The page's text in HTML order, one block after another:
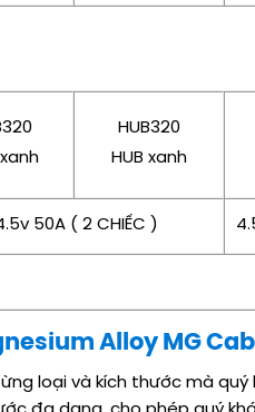
xanh
HUB320
HUB xanh
50A ( 2 CHIẾC )
Alloy MG
loại và kích thước mà